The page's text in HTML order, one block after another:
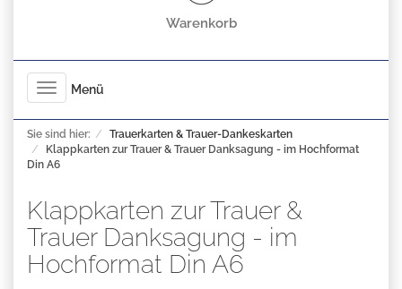
Warenkorb
Toggle
navigation
Menü
Sie sind hier:
Trauerkarten & Trauer-Dankeskarten
Klappkarten zur Trauer & Trauer Danksagung - im Hochformat
Din A6
Klappkarten zur Trauer &
Trauer Danksagung - im
Hochformat Din A6